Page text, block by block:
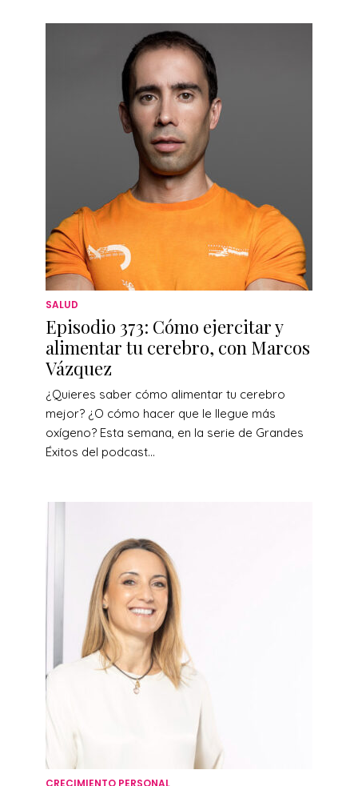
SALUD
Episodio 373: Cómo ejercitar y
alimentar tu cerebro, con Marcos
Vázquez
¿Quieres saber cómo alimentar tu cerebro
mejor? ¿O cómo hacer que le llegue más
oxígeno? Esta semana, en la serie de Grandes
Éxitos del podcast...